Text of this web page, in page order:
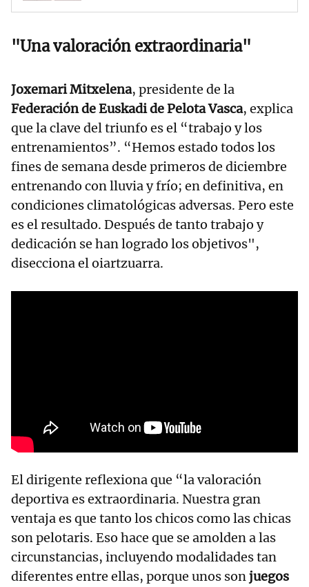
"Una valoración extraordinaria"
Joxemari Mitxelena, presidente de la
Federación de Euskadi de Pelota Vasca, explica
que la clave del triunfo es el “trabajo y los
entrenamientos”. “Hemos estado todos los
fines de semana desde primeros de diciembre
entrenando con lluvia y frío; en definitiva, en
condiciones climatológicas adversas. Pero este
es el resultado. Después de tanto trabajo y
dedicación se han logrado los objetivos",
disecciona el oiartzuarra.
El dirigente reflexiona que “la valoración
deportiva es extraordinaria. Nuestra gran
ventaja es que tanto los chicos como las chicas
son pelotaris. Eso hace que se amolden a las
circunstancias, incluyendo modalidades tan
diferentes entre ellas, porque unos sonjuegos